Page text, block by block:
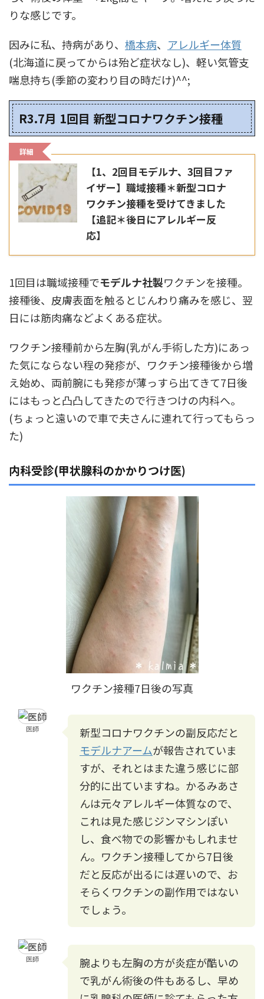
りな感じです。
因みに私、持病があり、 橋本病、 アレルギー体質
(北海道に戻ってからは殆ど症状なし)、軽い気管支
喘息持ち(季節の変わり目の時だけ)^^;
R3.7月 1回目 新型コロナワクチン接種
詳細
【1、2回目モデルナ、3回目ファ
イザー】職域接種＊新型コロナ
ワクチン接種を受けてきました
【追記＊後日にアレルギー反
応】
1回目は職域接種でモデルナ社製ワクチンを接種。
接種後、皮膚表面を触るとじんわり痛みを感じ、翌
日には筋肉痛などよくある症状。
ワクチン接種前から左胸(乳がん手術した方)にあっ
た気にならない程の発疹が、ワクチン接種後から増
え始め、両前腕にも発疹が薄っすら出てきて7日後
にはもっと凸凸してきたので行きつけの内科へ。
(ちょっと遠いので車で夫さんに連れて行ってもらっ
た)
内科受診(甲状腺科のかかりつけ医)
ワクチン接種7日後の写真
医師
新型コロナワクチンの副反応だと
モデルナアームが報告されていま
すが、それとはまた違う感じに部
分的に出ていますね。かるみあさ
んは元々アレルギー体質なので、
これは見た感じジンマシンぽい
し、食べ物での影響かもしれませ
ん。ワクチン接種してから7日後
だと反応が出るには遅いので、お
そらくワクチンの副作用ではない
でしょう。
医師
腕よりも左胸の方が炎症が酷いの
で乳がん術後の件もあるし、早め